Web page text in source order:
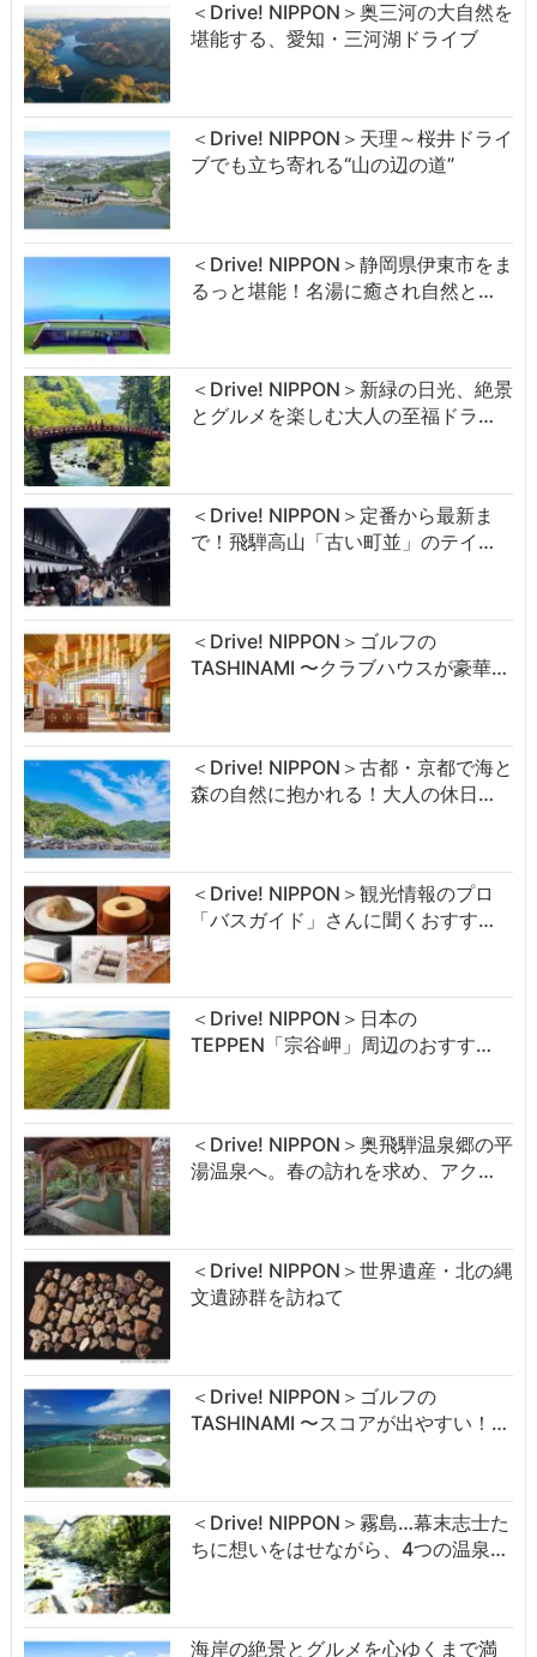
＜Drive! NIPPON＞奥三河の大自然を
堪能する、愛知・三河湖ドライブ
＜Drive! NIPPON＞天理～桜井ドライ
ブでも立ち寄れる“山の辺の道”
＜Drive! NIPPON＞静岡県伊東市をま
るっと堪能！名湯に癒され自然と…
＜Drive! NIPPON＞新緑の日光、絶景
とグルメを楽しむ大人の至福ドラ…
＜Drive! NIPPON＞定番から最新ま
で！飛騨高山「古い町並」のテイ…
＜Drive! NIPPON＞ゴルフの
TASHINAMI 〜クラブハウスが豪華…
＜Drive! NIPPON＞古都・京都で海と
森の自然に抱かれる！大人の休日…
＜Drive! NIPPON＞観光情報のプロ
「バスガイド」さんに聞くおすす…
＜Drive! NIPPON＞日本の
TEPPEN「宗谷岬」周辺のおすす…
＜Drive! NIPPON＞奥飛騨温泉郷の平
湯温泉へ。春の訪れを求め、アク…
＜Drive! NIPPON＞世界遺産・北の縄
文遺跡群を訪ねて
＜Drive! NIPPON＞ゴルフの
TASHINAMI 〜スコアが出やすい！…
＜Drive! NIPPON＞霧島…幕末志士た
ちに想いをはせながら、4つの温泉…
海岸の絶景とグルメを心ゆくまで満